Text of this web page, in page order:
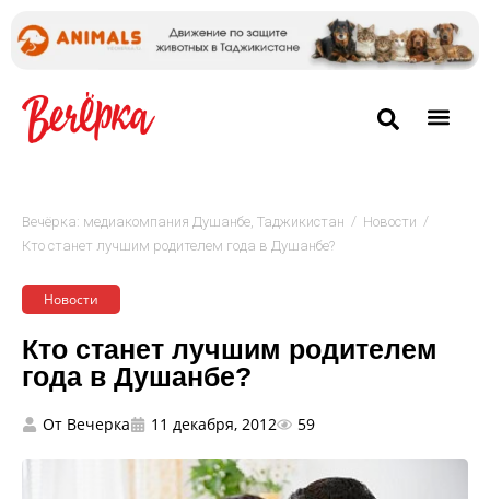
Вечёрка: медиакомпания Душанбе, Таджикистан / Новости /
Кто станет лучшим родителем года в Душанбе?
Новости
Кто станет лучшим родителем
года в Душанбе?
От Вечерка 11 декабря, 2012 59